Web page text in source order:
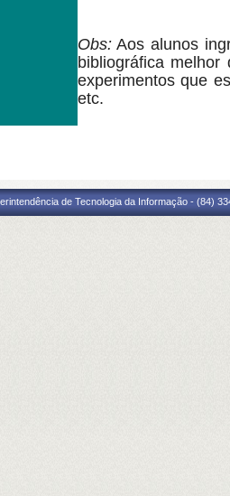
Obs:Aos alunos
bibliográfica
experimentos que
etc.
de Tecnologia da Informação - (84)